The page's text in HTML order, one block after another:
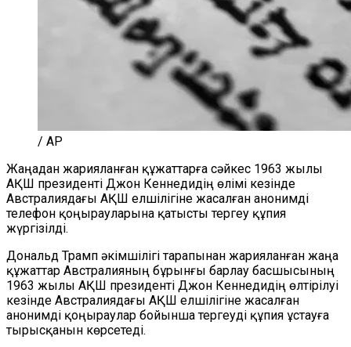
/ AP
Жаңадан жарияланған құжаттарға сәйкес 1963 жылы
АҚШ президенті Джон Кеннедидің өлімі кезінде
Австралиядағы АҚШ елшілігіне жасалған анонимді
телефон қоңырауларына қатысты тергеу құпия
жүргізілді.
Дональд Трамп әкімшілігі тарапынан жарияланған жаңа
құжаттар Австралияның бұрынғы барлау басшысының
1963 жылы АҚШ президенті Джон Кеннедидің өлтірілуі
кезінде Австралиядағы АҚШ елшілігіне жасалған
анонимді қоңыраулар бойынша тергеуді құпия ұстауға
тырысқанын көрсетеді.